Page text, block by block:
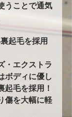
うことで通気
起毛を採用
・エクストラ
ボディに優し
起毛を採用！
傷を大幅に軽